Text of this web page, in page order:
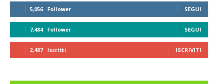
5,056 Follower SEGUI
7,484 Follower SEGUI
2,487 Iscritti ISCRIVITI